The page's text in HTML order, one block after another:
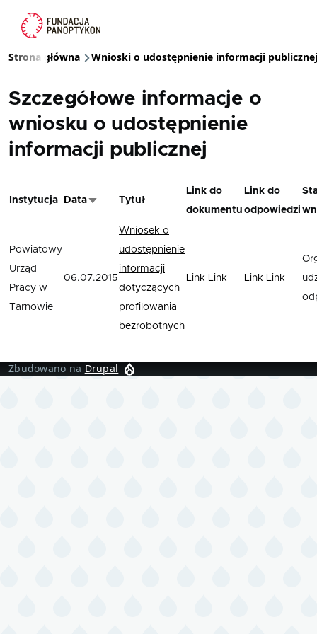
Ścieżka nawigacyjna
Strona główna Wnioski o udostępnienie informacji publicznej
Szczegółowe informacje o
wniosku o udostępnienie
informacji publicznej
Instytucja DataSortuj rosnąco
Tytuł
Link do
dokumentu
Link do
odpowiedzi
Powiatowy
Urząd
Pracy w
Tarnowie
06.07.2015
Wniosek o
udostępnienie
informacji
dotyczących
profilowania
bezrobotnych
Link Link Link Link
Zbudowano na Drupal